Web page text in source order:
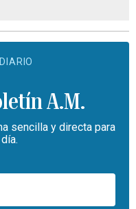
A.M.
sencilla y directa para